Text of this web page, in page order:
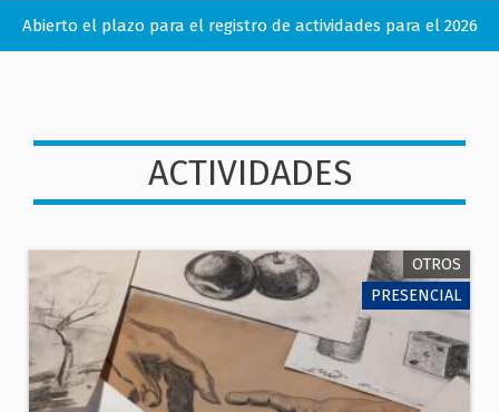
Abierto el plazo para el registro de actividades para el 2026
ACTIVIDADES
OTROS
PRESENCIAL